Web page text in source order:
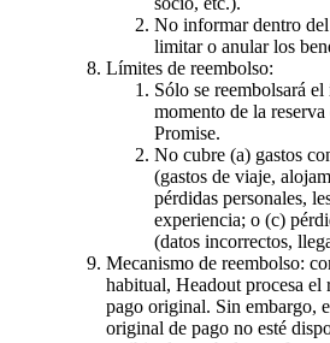
No informar dentro
limitar o anular los
Límites de reembolso:
Sólo se reembolsará
momento de la
Promise.
No cubre (a) gastos
(gastos de viaje,
pérdidas personales,
experiencia; o (c)
(datos incorrectos,
Mecanismo de reembolso:
habitual, Headout procesa el
pago original. Sin embargo,
original de pago no esté